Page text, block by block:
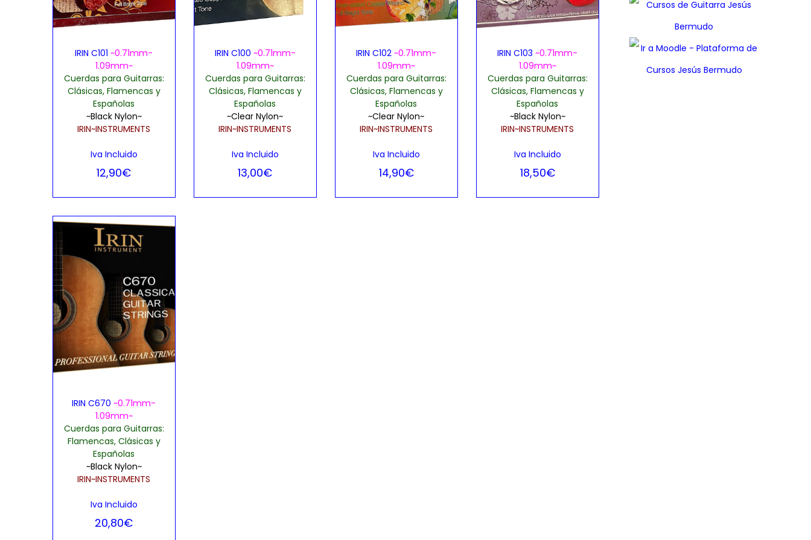
a
c
i
d
IRIN C101 ~0.71mm-
1.09mm~
Cuerdas para Guitarras:
Clásicas, Flamencas y
Españolas
~Black Nylon~
IRIN~INSTRUMENTS
Iva Incluido
12,90€
Añadir, Lista de
deseos
IRIN C100 ~0.71mm-
1.09mm~
Cuerdas para Guitarras:
Clásicas, Flamencas y
Españolas
~Clear Nylon~
IRIN~INSTRUMENTS
Iva Incluido
13,00€
IRIN C102 ~0.71mm-
1.09mm~
Cuerdas para Guitarras:
Clásicas, Flamencas y
Españolas
~Clear Nylon~
IRIN~INSTRUMENTS
Iva Incluido
14,90€
IRIN C103 ~0.71mm-
1.09mm~
Cuerdas para Guitarras:
Clásicas, Flamencas y
Españolas
~Black Nylon~
IRIN~INSTRUMENTS
Iva Incluido
18,50€
IRIN C670 ~0.71mm-
1.09mm~
Cuerdas para Guitarras:
Flamencas, Clásicas y
Españolas
~Black Nylon~
IRIN~INSTRUMENTS
Iva Incluido
20,80€